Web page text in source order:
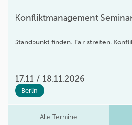
Konfliktmanagement
Standpunkt finden. Fair streiten.
17.11 / 18.11.2026
Berlin
Alle Termine